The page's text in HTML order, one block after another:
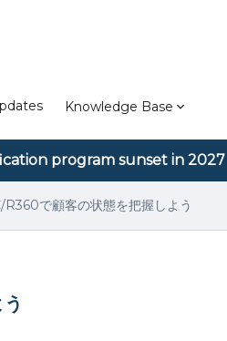
Knowledge Base
program sunset in 2027
で顧客の状態を把握しよう